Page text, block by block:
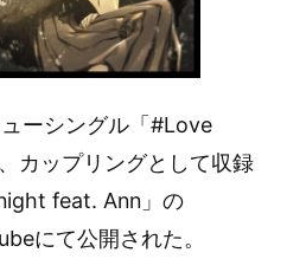
ーシングル「#Love
カップリングとして収録
feat. Ann」の
にて公開された。